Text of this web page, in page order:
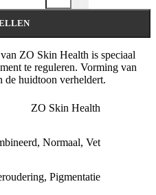
ZO Skin Health is speciaal
te reguleren. Vorming van
de huidtoon verheldert.
ZO Skin Health
, Normaal, Vet
, Pigmentatie